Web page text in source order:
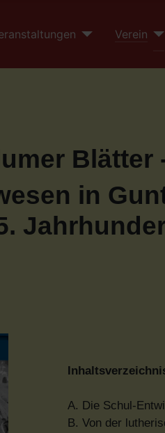
Verein
Blätter
in
A. Die Schul-
B. Von der